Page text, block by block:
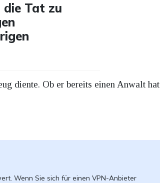
die Tat zu
diente. Ob er bereits einen Anwalt hat
Wenn Sie sich für einen VPN-Anbieter